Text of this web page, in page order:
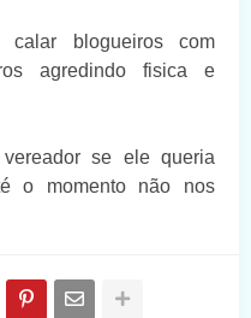
blogueiros com
agredindo fisica e
se ele queria
o momento não nos